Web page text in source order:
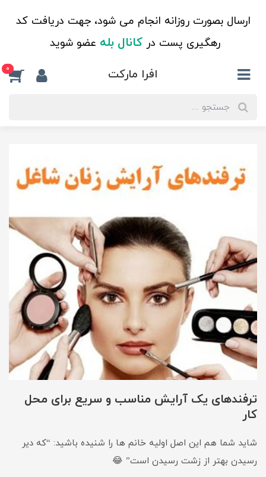
ارسال بصورت روزانه انجام می شود، جهت دریافت کد
رهگیری پست درکانال بله عضو شوید
افرا مارکت 0
ترفندهای یک آرایش مناسب و سریع برای محل
کار
شاید شما هم این اصل اولیه خانم ها را شنیده باشید: “که دیر
رسیدن بهتر از زشت رسیدن است” 😂